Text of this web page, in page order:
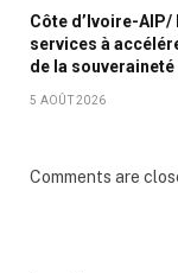
Côte d’Ivoire-
services à
de la
5 AOÛT 2026
Comments are